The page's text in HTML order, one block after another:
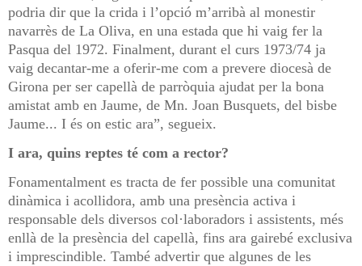
podria dir que la crida i l’opció m’arribà al monestir
navarrès de La Oliva, en una estada que hi vaig fer la
Pasqua del 1972. Finalment, durant el curs 1973/74 ja
vaig decantar-me a oferir-me com a prevere diocesà de
Girona per ser capellà de parròquia ajudat per la bona
amistat amb en Jaume, de Mn. Joan Busquets, del bisbe
Jaume... I és on estic ara”, segueix.
I ara, quins reptes té com a rector?
Fonamentalment es tracta de fer possible una comunitat
dinàmica i acollidora, amb una presència activa i
responsable dels diversos col·laboradors i assistents, més
enllà de la presència del capellà, fins ara gairebé exclusiva
i imprescindible. També advertir que algunes de les